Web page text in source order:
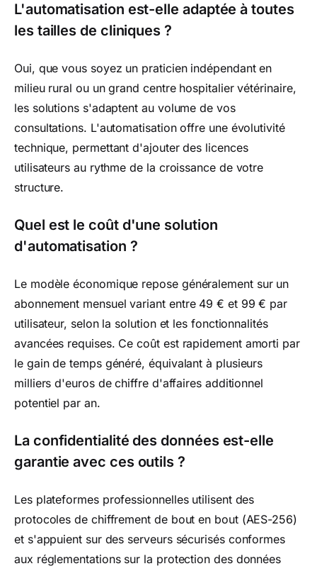
L'automatisation est-elle adaptée à toutes
les tailles de cliniques ?
Oui, que vous soyez un praticien indépendant en
milieu rural ou un grand centre hospitalier vétérinaire,
les solutions s'adaptent au volume de vos
consultations. L'automatisation offre une évolutivité
technique, permettant d'ajouter des licences
utilisateurs au rythme de la croissance de votre
structure.
Quel est le coût d'une solution
d'automatisation ?
Le modèle économique repose généralement sur un
abonnement mensuel variant entre 49 € et 99 € par
utilisateur, selon la solution et les fonctionnalités
avancées requises. Ce coût est rapidement amorti par
le gain de temps généré, équivalant à plusieurs
milliers d'euros de chiffre d'affaires additionnel
potentiel par an.
La confidentialité des données est-elle
garantie avec ces outils ?
Les plateformes professionnelles utilisent des
protocoles de chiffrement de bout en bout (AES-256)
et s'appuient sur des serveurs sécurisés conformes
aux réglementations sur la protection des données